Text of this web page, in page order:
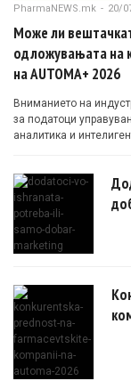
PharmaNEWS.mk - 20/
Може ли
одложувањата на
на AUTOMA+ 2026
Вниманието на
за податоци
аналитика и